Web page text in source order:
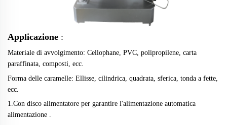
Applicazione :
Materiale di avvolgimento: Cellophane, PVC, polipropilene, carta
paraffinata, composti, ecc.
Forma delle caramelle: Ellisse, cilindrica, quadrata, sferica, tonda a fette,
ecc.
1.Con disco alimentatore per garantire l'alimentazione automatica
alimentazione .